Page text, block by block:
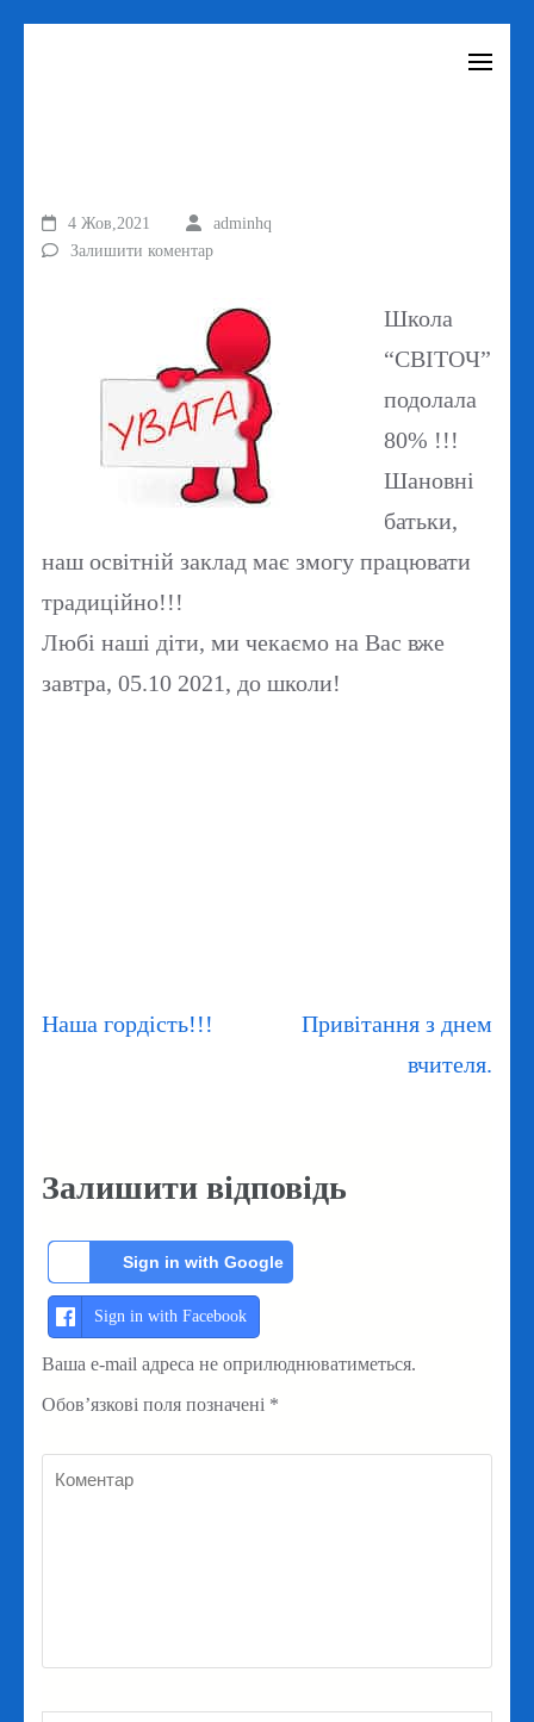
4 Жов,2021
adminhq
Залишити коментар
Школа
“СВІТОЧ”
подолала
80% !!!
Шановні
батьки,
наш освітній заклад має змогу працювати
традиційно!!!
Любі наші діти, ми чекаємо на Вас вже
завтра, 05.10 2021, до школи!
Навігація
Наша гордість!!!
Привітання з днем
вчителя.
Залишити відповідь
Sign in with Google
Sign in with Facebook
Ваша e-mail адреса не оприлюднюватиметься.
Обов’язкові поля позначені *
Коментар